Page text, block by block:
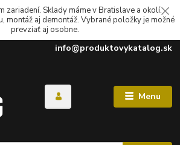
zariadení. Sklady máme v Bratislave a okolí.
montáž aj demontáž. Vybrané položky je možné
prevziať aj osobne.
Menu
info@produktovykatalog.sk